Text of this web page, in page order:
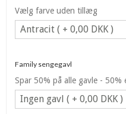
Vælg farve uden tillæg
Family sengegavl
Spar 50% på alle gavle -